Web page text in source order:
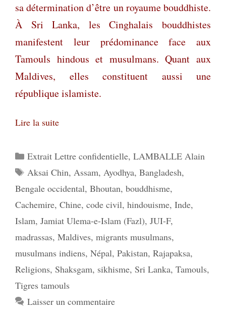
sa détermination d’être un royaume bouddhiste.
À Sri Lanka, les Cinghalais bouddhistes
manifestent leur prédominance face aux
Tamouls hindous et musulmans. Quant aux
Maldives, elles constituent aussi une
république islamiste.
Lire la suite
Catégories
Extrait Lettre confidentielle, LAMBALLE Alain
Étiquettes
Aksai Chin, Assam, Ayodhya, Bangladesh,
Bengale occidental, Bhoutan, bouddhisme,
Cachemire, Chine, code civil, hindouisme, Inde,
Islam, Jamiat Ulema-e-Islam (Fazl), JUI-F,
madrassas, Maldives, migrants musulmans,
musulmans indiens, Népal, Pakistan, Rajapaksa,
Religions, Shaksgam, sikhisme, Sri Lanka, Tamouls,
Tigres tamouls
Laisser un commentaire